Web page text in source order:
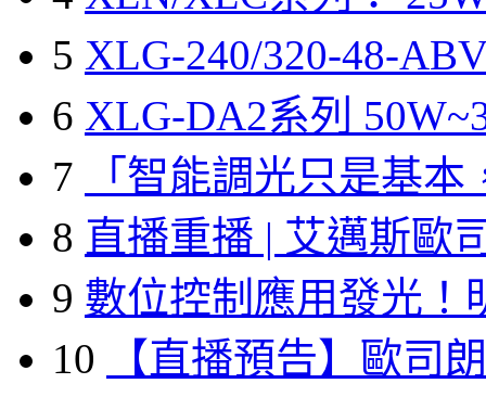
5 XLG-240/320-48-
6 XLG-DA2系列
7
「智能調光只是基本
8 直播重播 | 艾邁斯歐
9 數位控制應用發光！
10
【直播預告】歐司